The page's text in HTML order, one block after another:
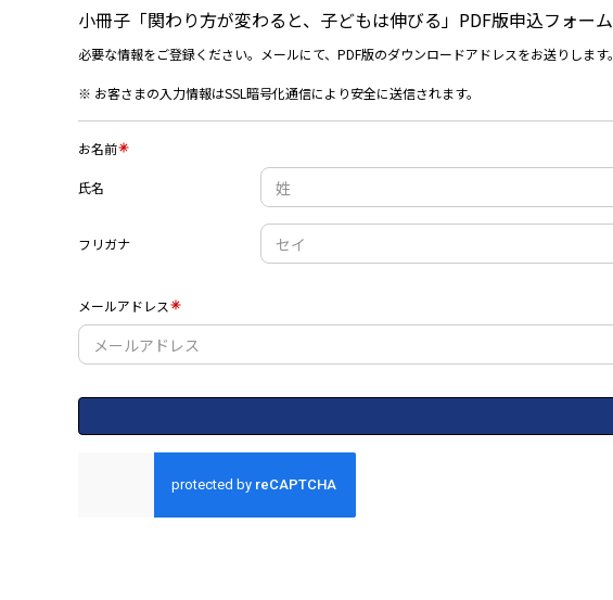
小冊子「関わり方が変わると、子どもは伸びる」PDF版申込フォーム
必要な情報をご登録ください。メールにて、PDF版のダウンロードアドレスをお送りします。
※ お客さまの入力情報はSSL暗号化通信により安全に送信されます。
お名前
氏名
フリガナ
メールアドレス